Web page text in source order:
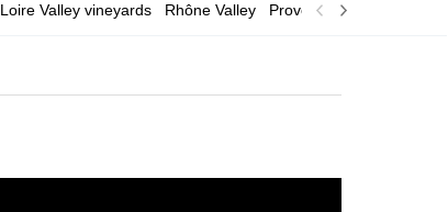
Loire Valley vineyards Rhône Valley Provence and Corsica